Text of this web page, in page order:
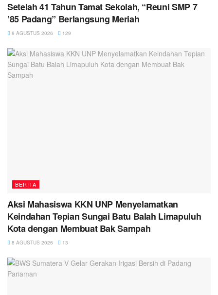
Setelah 41 Tahun Tamat Sekolah, “Reuni SMP 7
’85 Padang” Berlangsung Meriah
8 AGUSTUS 2026 129
BERITA
Aksi Mahasiswa KKN UNP Menyelamatkan
Keindahan Tepian Sungai Batu Balah Limapuluh
Kota dengan Membuat Bak Sampah
8 AGUSTUS 2026 13